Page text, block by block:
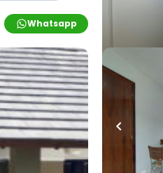
Whatsapp
•1vaga
- Novo
R$
m²
Júlio